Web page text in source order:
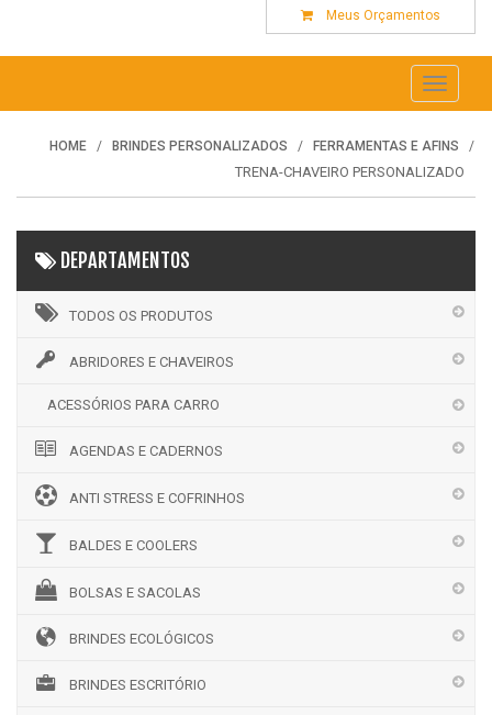
Meus Orçamentos
Toggle
HOME BRINDES PERSONALIZADOS FERRAMENTAS E AFINS
TRENA-CHAVEIRO PERSONALIZADO
DEPARTAMENTOS
TODOS OS PRODUTOS
ABRIDORES E CHAVEIROS
ACESSÓRIOS PARA CARRO
AGENDAS E CADERNOS
ANTI STRESS E COFRINHOS
BALDES E COOLERS
BOLSAS E SACOLAS
BRINDES ECOLÓGICOS
BRINDES ESCRITÓRIO